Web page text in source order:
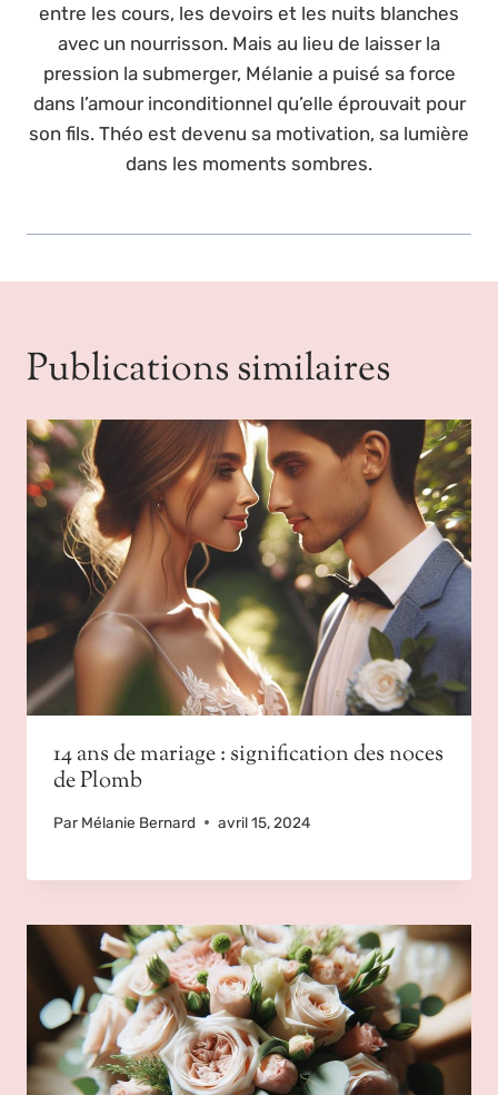
entre les cours, les devoirs et les nuits blanches
avec un nourrisson. Mais au lieu de laisser la
pression la submerger, Mélanie a puisé sa force
dans l’amour inconditionnel qu’elle éprouvait pour
son fils. Théo est devenu sa motivation, sa lumière
dans les moments sombres.
Publications similaires
14 ans de mariage : signification des noces
de Plomb
Par Mélanie Bernard avril 15, 2024